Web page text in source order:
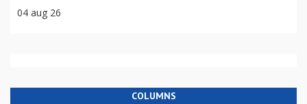
04 aug 26
COLUMNS